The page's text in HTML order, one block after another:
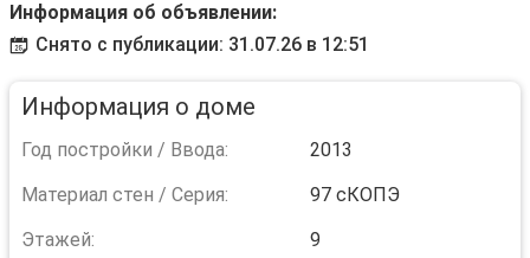
Информация об объявлении:
Снято с публикации: 31.07.26 в 12:51
Информация о доме
Год постройки / Ввода:
2013
Материал стен / Серия:
97 сКОПЭ
Этажей:
9